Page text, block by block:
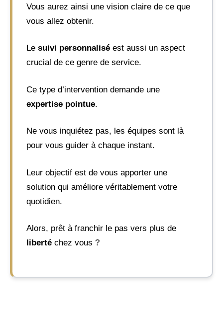
Vous aurez ainsi une vision claire de ce que
vous allez obtenir.
Le suivi personnalisé est aussi un aspect
crucial de ce genre de service.
Ce type d’intervention demande une
expertise pointue.
Ne vous inquiétez pas, les équipes sont là
pour vous guider à chaque instant.
Leur objectif est de vous apporter une
solution qui améliore véritablement votre
quotidien.
Alors, prêt à franchir le pas vers plus de
liberté chez vous ?